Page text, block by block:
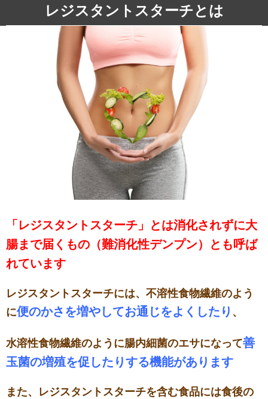
レジスタントスターチとは
「レジスタントスターチ」とは消化されずに大
腸まで届くもの（難消化性デンプン）とも呼ば
れています
レジスタントスターチには、不溶性食物繊維のよう
に便のかさを増やしてお通じをよくしたり 、
水溶性食物繊維のように腸内細菌のエサになって善
玉菌の増殖を促したりする機能があります
また、レジスタントスターチを含む食品には食後の